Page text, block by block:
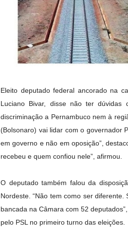
Eleito deputado federal ancorado na
Luciano Bivar, disse não ter
discriminação a Pernambuco nem à
(Bolsonaro) vai lidar com o governador
em governo e não em oposição”,
recebeu e quem confiou nele”, afirmou.
O deputado também falou da
Nordeste. “Não tem como ser
bancada na Câmara com 52
pelo PSL no primeiro turno das eleições.